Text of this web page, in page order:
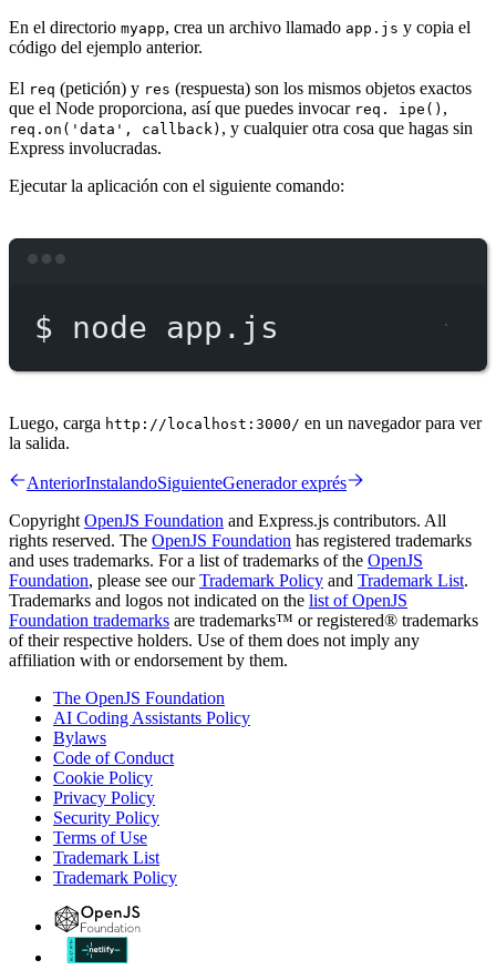
En el directorio myapp, crea un archivo llamado app.js y copia el
código del ejemplo anterior.
El req (petición) y res (respuesta) son los mismos objetos exactos
que el Node proporciona, así que puedes invocar req. ipe() ,
req.on('data', callback) , y cualquier otra cosa que hagas sin
Express involucradas.
Ejecutar la aplicación con el siguiente comando:
$ node app.js
Luego, carga http://localhost:3000/ en un navegador para ver
la salida.
AnteriorInstalandoSiguienteGenerador exprés
Copyright OpenJS Foundation and Express.js contributors. All
rights reserved. The OpenJS Foundation has registered trademarks
and uses trademarks. For a list of trademarks of the OpenJS
Foundation, please see ourTrademark Policy and Trademark List.
Trademarks and logos not indicated on the list of OpenJS
Foundation trademarks are trademarks™ or registered® trademarks
of their respective holders. Use of them does not imply any
affiliation with or endorsement by them.
The OpenJS Foundation
AI Coding Assistants Policy
Bylaws
Code of Conduct
Cookie Policy
Privacy Policy
Security Policy
Terms of Use
Trademark List
Trademark Policy